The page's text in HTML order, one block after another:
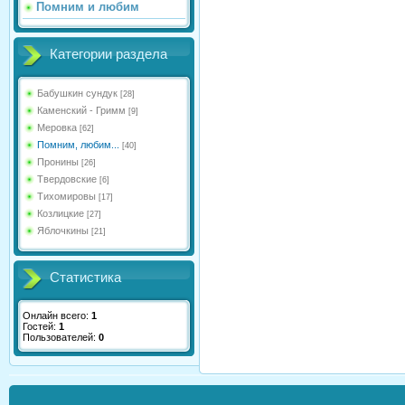
Помним и любим
Категории раздела
Бабушкин сундук [28]
Каменский - Гримм [9]
Меровка [62]
Помним, любим... [40]
Пронины [26]
Твердовские [6]
Тихомировы [17]
Козлицкие [27]
Яблочкины [21]
Статистика
Онлайн всего: 1
Гостей: 1
Пользователей: 0